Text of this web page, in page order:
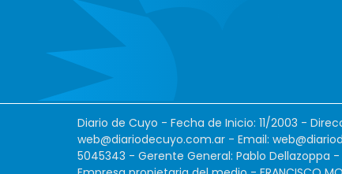
Diario de Cuyo - Fecha de Inicio: 11/2003 -
web@diariodecuyo.com.ar - Email:
5045343 - Gerente General: Pablo Dellazoppa